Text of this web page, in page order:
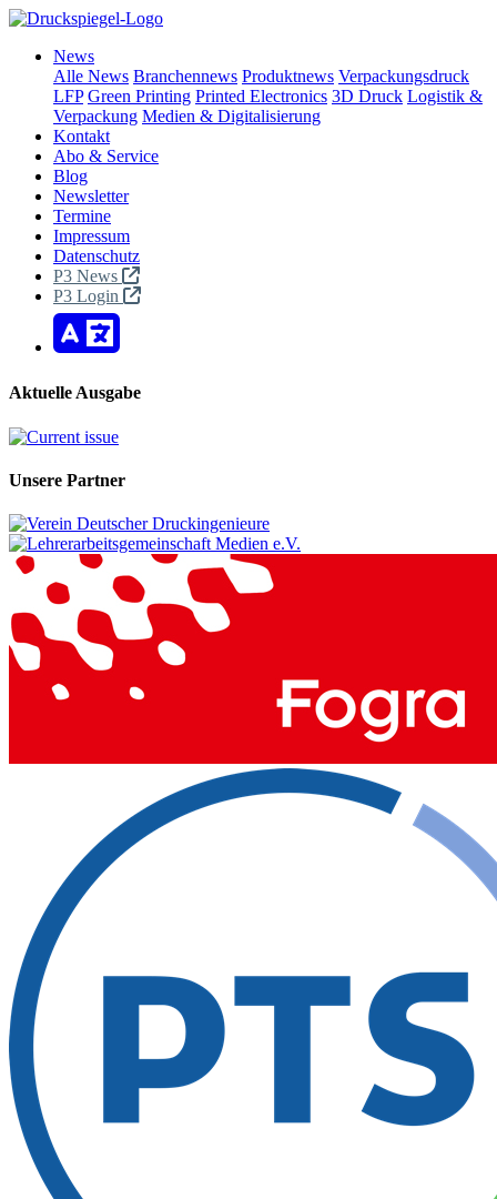
News
Alle News Branchennews Produktnews Verpackungsdruck
LFP Green Printing Printed Electronics 3D Druck Logistik &
Verpackung Medien & Digitalisierung
Kontakt
Abo & Service
Blog
Newsletter
Termine
Impressum
Datenschutz
P3 News
P3 Login
Aktuelle Ausgabe
Unsere Partner